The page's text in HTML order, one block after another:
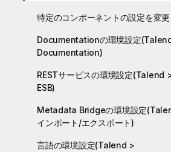
特定のコンポーネントの設定を変更
Documentationの環境設定
Documentation)
RESTサービスの環境設定(Talend
ESB)
Metadata Bridgeの環境設定
インポート/エクスポート)
言語の環境設定(Talend >